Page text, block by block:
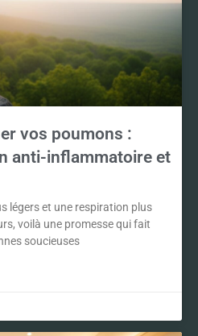
vos poumons :
anti-inflammatoire et
légers et une respiration plus
voilà une promesse qui fait
soucieuses